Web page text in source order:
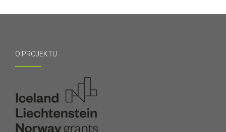
O PROJEKTU